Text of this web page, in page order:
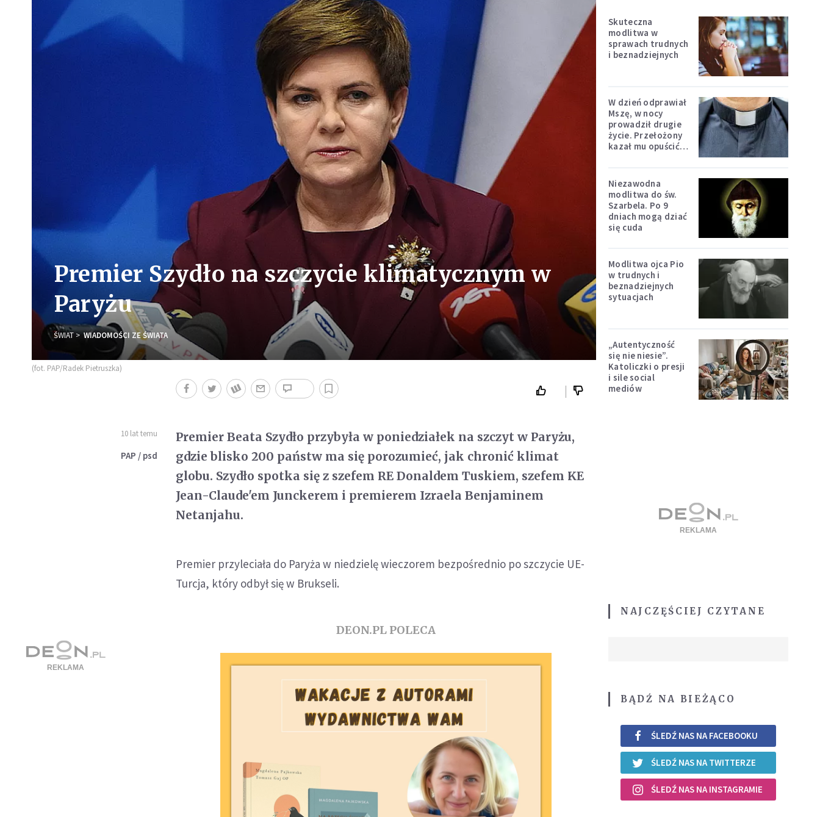
Premier Szydło na szczycie klimatycznym w
Paryżu
ŚWIAT WIADOMOŚCI ZE ŚWIATA
(fot. PAP/Radek Pietruszka)
10 lat temu
PAP / psd
Premier Beata Szydło przybyła w poniedziałek na szczyt w Paryżu,
gdzie blisko 200 państw ma się porozumieć, jak chronić klimat
globu. Szydło spotka się z szefem RE Donaldem Tuskiem, szefem KE
Jean-Claude'em Junckerem i premierem Izraela Benjaminem
Netanjahu.
Premier przyleciała do Paryża w niedzielę wieczorem bezpośrednio po szczycie UE-
Turcja, który odbył się w Brukseli.
DEON.PL POLECA
Skuteczna
modlitwa w
sprawach trudnych
i beznadziejnych
W dzień odprawiał
Mszę, w nocy
prowadził drugie
życie. Przełożony
kazał mu opuścić
Niezawodna
modlitwa do św.
Szarbela. Po 9
dniach mogą dziać
się cuda
Modlitwa ojca Pio
w trudnych i
beznadziejnych
sytuacjach
„Autentyczność
się nie niesie”.
Katoliczki o presji
i sile social
mediów
NAJCZĘŚCIEJ CZYTANE
BĄDŹ NA BIEŻĄCO
ŚLEDŹ NAS NA FACEBOOKU
ŚLEDŹ NAS NA TWITTERZE
ŚLEDŹ NAS NA INSTAGRAMIE